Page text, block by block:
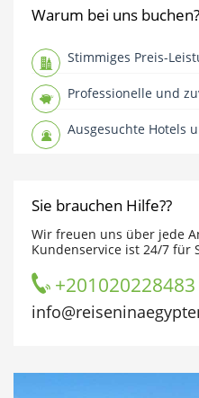
Warum bei uns buchen?
Stimmiges Preis-
Professionelle und
Ausgesuchte Hotels
Sie brauchen Hilfe??
Wir freuen uns über jede
Kundenservice ist 24/7 für
+201020228483